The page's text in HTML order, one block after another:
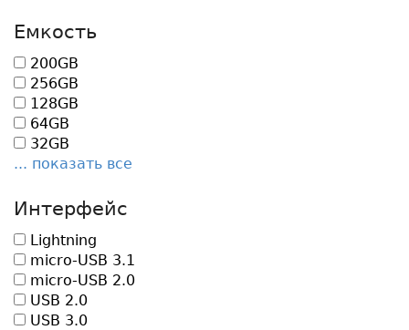
Емкость
200GB
256GB
128GB
64GB
32GB
... показать все
Интерфейс
Lightning
micro-USB 3.1
micro-USB 2.0
USB 2.0
USB 3.0